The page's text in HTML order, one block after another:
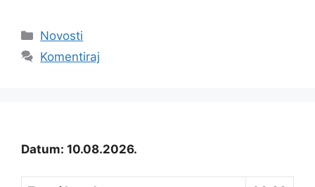
Kategorije
Novosti
Komentiraj
Datum: 10.08.2026.